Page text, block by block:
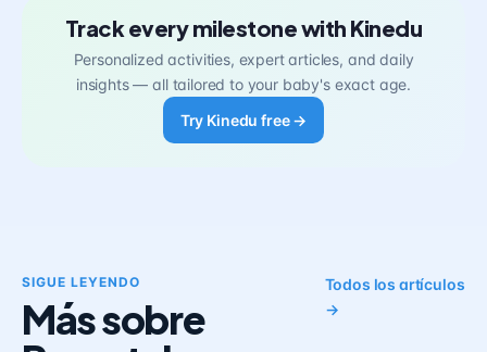
Track every milestone with Kinedu
Personalized activities, expert articles, and daily
insights — all tailored to your baby's exact age.
Try Kinedu free →
SIGUE LEYENDO
Más sobre
Todos los artículos
→